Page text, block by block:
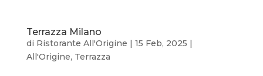
Terrazza Milano
di Ristorante All'Origine 15 Feb, 2025
All'Origine, Terrazza